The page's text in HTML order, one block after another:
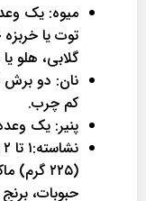
توت یا
گلابی، هلو
نان: دو برش
کم چرب.
پنیر: یک وعده پنیر (۱.۵ اونس
(۲۲۵
حبوبات،